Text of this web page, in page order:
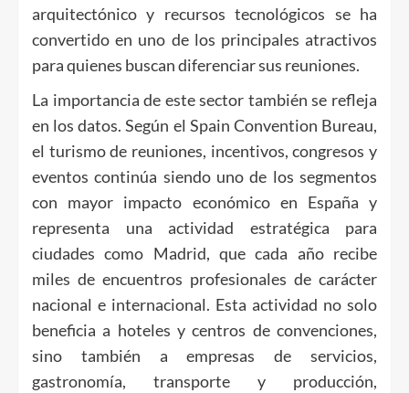
arquitectónico y recursos tecnológicos se ha
convertido en uno de los principales atractivos
para quienes buscan diferenciar sus reuniones.
La importancia de este sector también se refleja
en los datos. Según el Spain Convention Bureau,
el turismo de reuniones, incentivos, congresos y
eventos continúa siendo uno de los segmentos
con mayor impacto económico en España y
representa una actividad estratégica para
ciudades como Madrid, que cada año recibe
miles de encuentros profesionales de carácter
nacional e internacional. Esta actividad no solo
beneficia a hoteles y centros de convenciones,
sino también a empresas de servicios,
gastronomía, transporte y producción,